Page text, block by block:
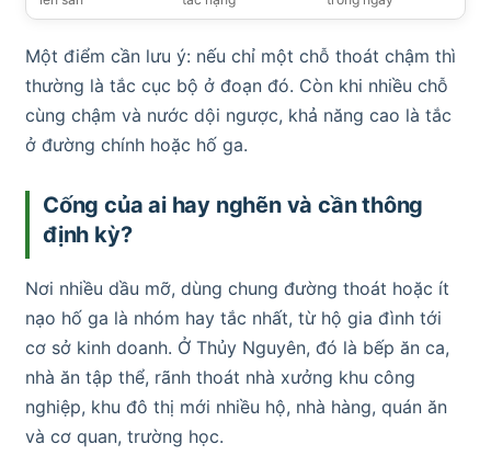
Một điểm cần lưu ý: nếu chỉ một chỗ thoát chậm thì
thường là tắc cục bộ ở đoạn đó. Còn khi nhiều chỗ
cùng chậm và nước dội ngược, khả năng cao là tắc
ở đường chính hoặc hố ga.
Cống của ai hay nghẽn và cần thông
định kỳ?
Nơi nhiều dầu mỡ, dùng chung đường thoát hoặc ít
nạo hố ga là nhóm hay tắc nhất, từ hộ gia đình tới
cơ sở kinh doanh. Ở Thủy Nguyên, đó là bếp ăn ca,
nhà ăn tập thể, rãnh thoát nhà xưởng khu công
nghiệp, khu đô thị mới nhiều hộ, nhà hàng, quán ăn
và cơ quan, trường học.